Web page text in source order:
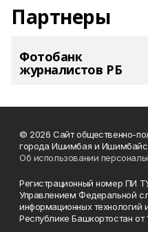
Партнеры
Фотобанк
журналистов РБ
© 2026 Сайт общественно-
города Ишимбая и
Об использовании
Регистрационный номер ПИ
Управлением Федеральной
информационных
Республике Башкортостан от